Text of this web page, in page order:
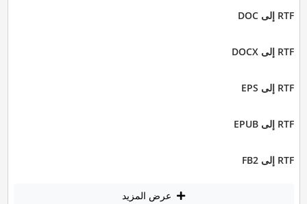
RTF إلى DOC
RTF إلى DOCX
RTF إلى EPS
RTF إلى EPUB
RTF إلى FB2
عرض المزيد